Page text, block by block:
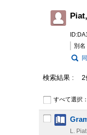
別名
検索結果
すべて選択：
L. Piat